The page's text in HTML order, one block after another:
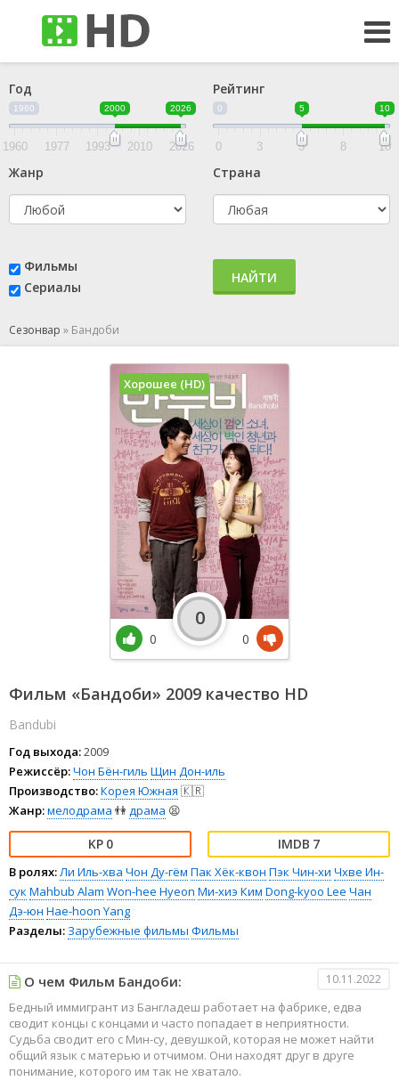
Год
1960 2000 2026
1960 1977 1993 2010 2026
Рейтинг
0 5 10
0 3 5 8 10
Жанр Страна
Фильмы
Сериалы
НАЙТИ
Сезонвар » Бандоби
Фильм «Бандоби» 2009 качество HD
Bandubi
Год выхода:2009
Режиссёр:Чон Бён-гиль Щин Дон-иль
Производство:Корея Южная 🇰🇷
Жанр:мелодрама 👫драма 😫
0 7
В ролях:Ли Иль-хва Чон Ду-гём Пак Хёк-квон Пэк Чин-хи Чхве Ин-
сук Mahbub Alam Won-hee Hyeon Ми-хиэ Ким Dong-kyoo Lee Чан
Дэ-юн Hae-hoon Yang
Разделы: Зарубежные фильмы Фильмы
Хорошее (HD)
0
0
0
О чем Фильм Бандоби: 10.11.2022
Бедный иммигрант из Бангладеш работает на фабрике, едва
сводит концы с концами и часто попадает в неприятности.
Судьба сводит его с Мин-су, девушкой, которая не может найти
общий язык с матерью и отчимом. Они находят друг в друге
понимание, которого им так не хватало.